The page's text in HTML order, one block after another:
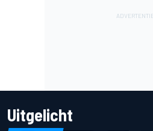
Uitgelicht